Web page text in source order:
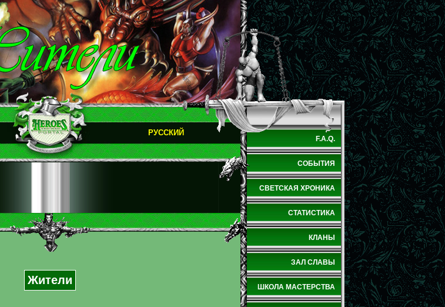
РУССКИЙ
Жители
F.A.Q.
СОБЫТИЯ
СВЕТСКАЯ ХРОНИКА
СТАТИСТИКА
КЛАНЫ
ЗАЛ СЛАВЫ
ШКОЛА МАСТЕРСТВА